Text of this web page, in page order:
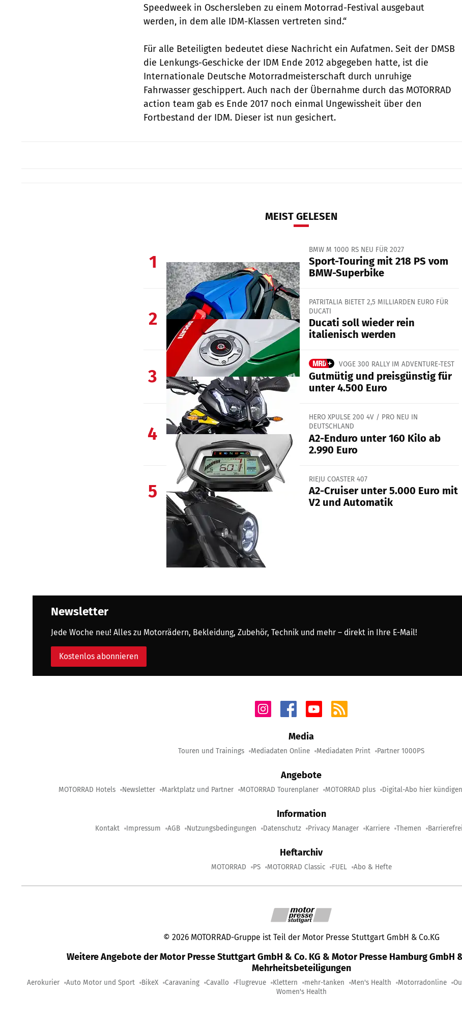
Speedweek in Oschersleben zu einem Motorrad-Festival ausgebaut
werden, in dem alle IDM-Klassen vertreten sind.“
Für alle Beteiligten bedeutet diese Nachricht ein Aufatmen. Seit der DMSB
die Lenkungs-Geschicke der IDM Ende 2012 abgegeben hatte, ist die
Internationale Deutsche Motorradmeisterschaft durch unruhige
Fahrwasser geschippert. Auch nach der Übernahme durch das MOTORRAD
action team gab es Ende 2017 noch einmal Ungewissheit über den
Fortbestand der IDM. Dieser ist nun gesichert.
MEIST GELESEN
1
BMW M 1000 RS NEU FÜR 2027
Sport-Touring mit 218 PS vom
BMW-Superbike
2
PATRITALIA BIETET 2,5 MILLIARDEN EURO FÜR
DUCATI
Ducati soll wieder rein
italienisch werden
3
VOGE 300 RALLY IM ADVENTURE-TEST
Gutmütig und preisgünstig für
unter 4.500 Euro
4
HERO XPULSE 200 4V / PRO NEU IN
DEUTSCHLAND
A2-Enduro unter 160 Kilo ab
2.990 Euro
5
RIEJU COASTER 407
A2-Cruiser unter 5.000 Euro mit
V2 und Automatik
Newsletter
Jede Woche neu! Alles zu Motorrädern, Bekleidung, Zubehör, Technik und mehr – direkt in Ihre E-Mail!
Kostenlos abonnieren
Media
Touren und Trainings Mediadaten Online Mediadaten Print Partner 1000PS
Angebote
MOTORRAD Hotels Newsletter Marktplatz und Partner MOTORRAD Tourenplaner MOTORRAD plus Digital-Abo hier kündigen
Information
Kontakt Impressum AGB Nutzungsbedingungen Datenschutz Privacy Manager Karriere Themen
Heftarchiv
MOTORRAD PS MOTORRAD Classic FUEL Abo & Hefte
© 2026 MOTORRAD-Gruppe ist Teil der Motor Presse Stuttgart GmbH & Co.KG
Weitere Angebote der Motor Presse Stuttgart GmbH & Co. KG & Motor Presse Hamburg GmbH
Mehrheitsbeteiligungen
Aerokurier Auto Motor und Sport BikeX Caravaning Cavallo Flugrevue Klettern mehr-tanken Men's Health Motorradonline
Women's Health